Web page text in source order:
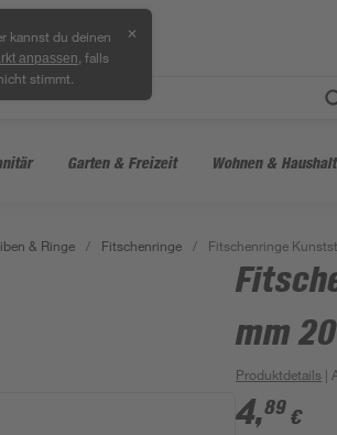
kannst du deinen
anpassen , falls
stimmt.
✕
Garten & Freizeit Wohnen & Haushalt
& Ringe / Fitschenringe / Fitschenringe
mm
Produktdetails |
4,89 €